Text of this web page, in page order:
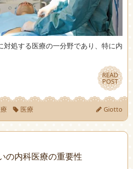
対処する医療の一分野であり、特に内
READ
POST
READ
POST
医療 Giotto
の内科医療の重要性